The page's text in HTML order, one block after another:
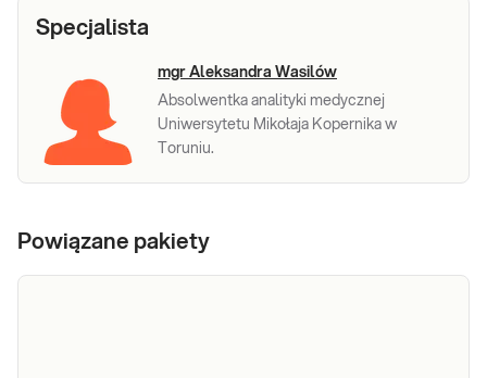
Specjalista
mgr Aleksandra Wasilów
Absolwentka analityki medycznej
Uniwersytetu Mikołaja Kopernika w
Toruniu.
Powiązane pakiety